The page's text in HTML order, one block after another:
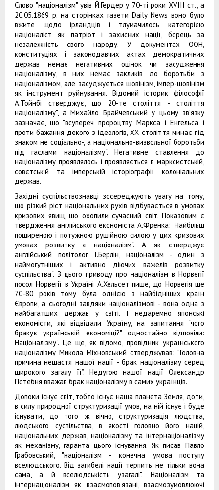
Слово "націоналізм" увів Й.Гердер у 70-ті роки XVIII ст., а
20.05.1869 р. на сторінках газети Daily News воно було
вжите щодо ірландців і тлумачилось категорією
націоналіст як патріот і захисних нації, борець за
незалежність свого народу. У документах ООН,
конституціях і законодавчих актах демократичних
держав немає негативних оцінок чи засудження
націоналізму, в них немає закликів до боротьби з
націоналізмом, але засуджується шовінізм, імпер-шовінізм
як інструмент руйнування. Відомий історик філософії
А.Тойнбі стверджує, що 20-те століття - століття
націоналізму", а Михайло Брайчевський у цьому зв’язку
зазначає, що "всупереч пророцтву Маркса і Енгельса і
проти бажання декого з ідеологів, XX століття минає під
знаком не соціально-, а національно-визвольної боротьби
під гаслами націоналізму". Негативне ставлення до
націоналізму проявлялось і проявляється в марксистській,
совєтській та імперській історіографії колоніальних
держав.
Західні суспільствознавці зосереджують увагу на тому,
що різкий ріст національних рухів відбувається в умовах
кризових явищ, що охопили сучасний світ. Показовим є
твердження англійського економіста А.Френка: "Найбільш
поширеною і потужною рушійною силою у цих кризових
умовах розвитку є націоналізм". А як стверджує
англійський політолог І.Берлін, націоналізм - один з
наймогутніших і активно діючих важелів розвитку
суспільства". З цього приводу про націоналізм в Норвегії
посол Норвегії в Україні А.Хельсет пише, що Норвегія ще
70-80 років тому була однією з найбідніших країн
Європи, а сьогодні завдяки націоналізмові - вона одна з
найбагатших держав у світі. І недаремно японські
економісти, які відвідали Україну, на запитання "чого
бракує українській економіці?" одностайно відповіли:
Націоналізму". Це ще, як відомо, провідник українського
націоналізму Микола Міхновський стверджував: “Головна
причина нещастя нашої нації - брак націоналізму серед
широкого загалу її”. Недугою нашої нації Олександр
Потебня вважав брак націоналізму в самих українців.
Допоки існує світ, тобто існує наша планета Земля, доти,
в силу природної структуризації умов, на ній існує і буде
існувати, до того ж вічно, структуризація людства,
людського суспільства, в якості головно його націй,
національних держав, націоналізму та інтернаціоналізму
як механізму, гаранта цього існування. Як писав Павло
Грабовський, "націоналізм - конечна умова поступу
вселюдського. Від загибелі нації терпить не тільки вона
сама, а й вселюдськість узагалі". Націоналізм та
інтернаціоналізм як взаємопов'язані, взаємозумовлюючі